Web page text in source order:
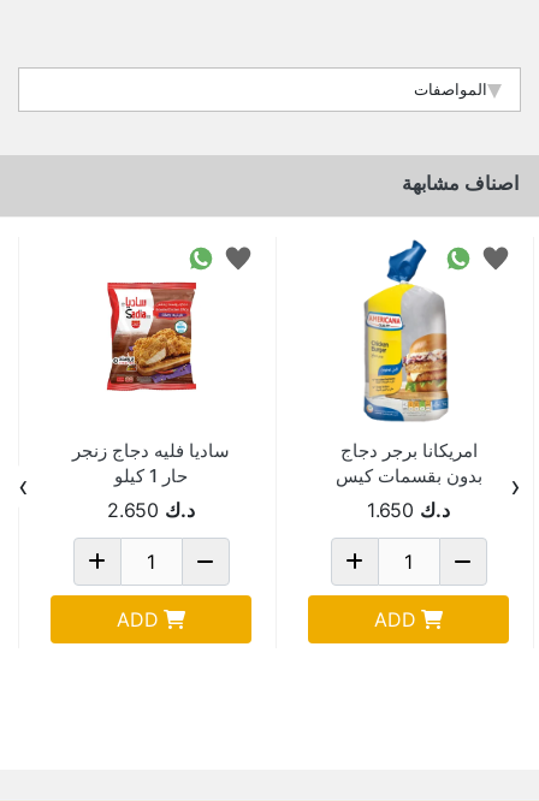
المواصفات
اصناف مشابهة
امريكانا برجر دجاج
بدون بقسمات كيس
د.ك 1.650
ADD
ساديا فليه دجاج زنجر
حار 1 كيلو
د.ك 2.650
ADD
‹
›